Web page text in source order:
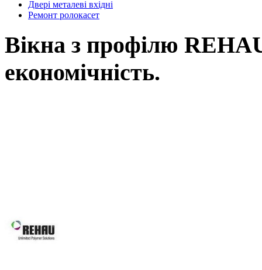
Двері металеві вхідні
Ремонт ролокасет
Вікна з профілю
економічність.